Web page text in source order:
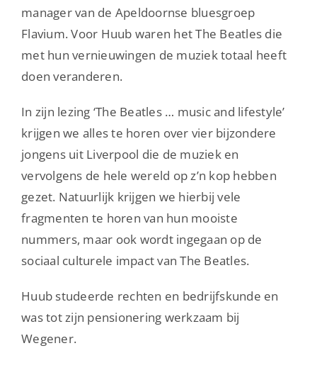
manager van de Apeldoornse bluesgroep
Flavium. Voor Huub waren het The Beatles die
met hun vernieuwingen de muziek totaal heeft
doen veranderen.
In zijn lezing ‘The Beatles … music and lifestyle’
krijgen we alles te horen over vier bijzondere
jongens uit Liverpool die de muziek en
vervolgens de hele wereld op z’n kop hebben
gezet. Natuurlijk krijgen we hierbij vele
fragmenten te horen van hun mooiste
nummers, maar ook wordt ingegaan op de
sociaal culturele impact van The Beatles.
Huub studeerde rechten en bedrijfskunde en
was tot zijn pensionering werkzaam bij
Wegener.